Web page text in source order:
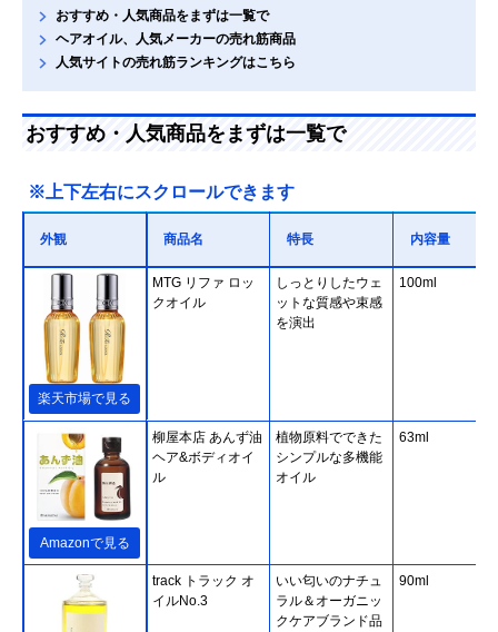
おすすめ・人気商品をまずは一覧で
ヘアオイル、人気メーカーの売れ筋商品
人気サイトの売れ筋ランキングはこちら
おすすめ・人気商品をまずは一覧で
※上下左右にスクロールできます
外観 商品名 特長 内容量
楽天市場で見る
MTG リファ ロッ
クオイル
しっとりしたウェ
ットな質感や束感
を演出
100ml
Amazonで見る
柳屋本店 あんず油
ヘア&ボディオイ
ル
植物原料でできた
シンプルな多機能
オイル
63ml
track トラック オ
イルNo.3
いい匂いのナチュ
ラル＆オーガニッ
クケアブランド品
90ml